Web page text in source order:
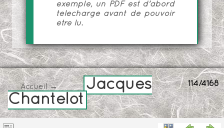
exemple, un PDF est d'abord
téléchargé avant de pouvoir
être lu.
114/4168
Accueil→
Jacques
Chantelot